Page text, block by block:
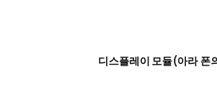
디스플레이 모듈(아라 폰